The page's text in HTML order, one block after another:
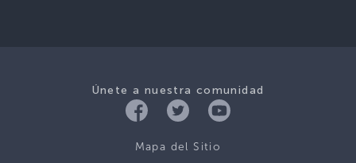
Únete a nuestra comunidad
Mapa del Sitio